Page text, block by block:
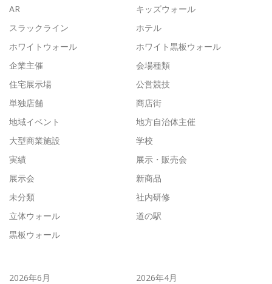
AR
キッズウォール
スラックライン
ホテル
ホワイトウォール
ホワイト黒板ウォール
企業主催
会場種類
住宅展示場
公営競技
単独店舗
商店街
地域イベント
地方自治体主催
大型商業施設
学校
実績
展示・販売会
展示会
新商品
未分類
社内研修
立体ウォール
道の駅
黒板ウォール
2026年6月
2026年4月